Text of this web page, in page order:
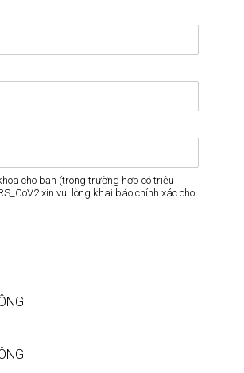
cho bạn (trong trường hợp có triệu
xin vui lòng khai báo chính xác cho